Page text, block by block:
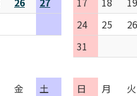
24
25
26
31
金
土
日 月 火